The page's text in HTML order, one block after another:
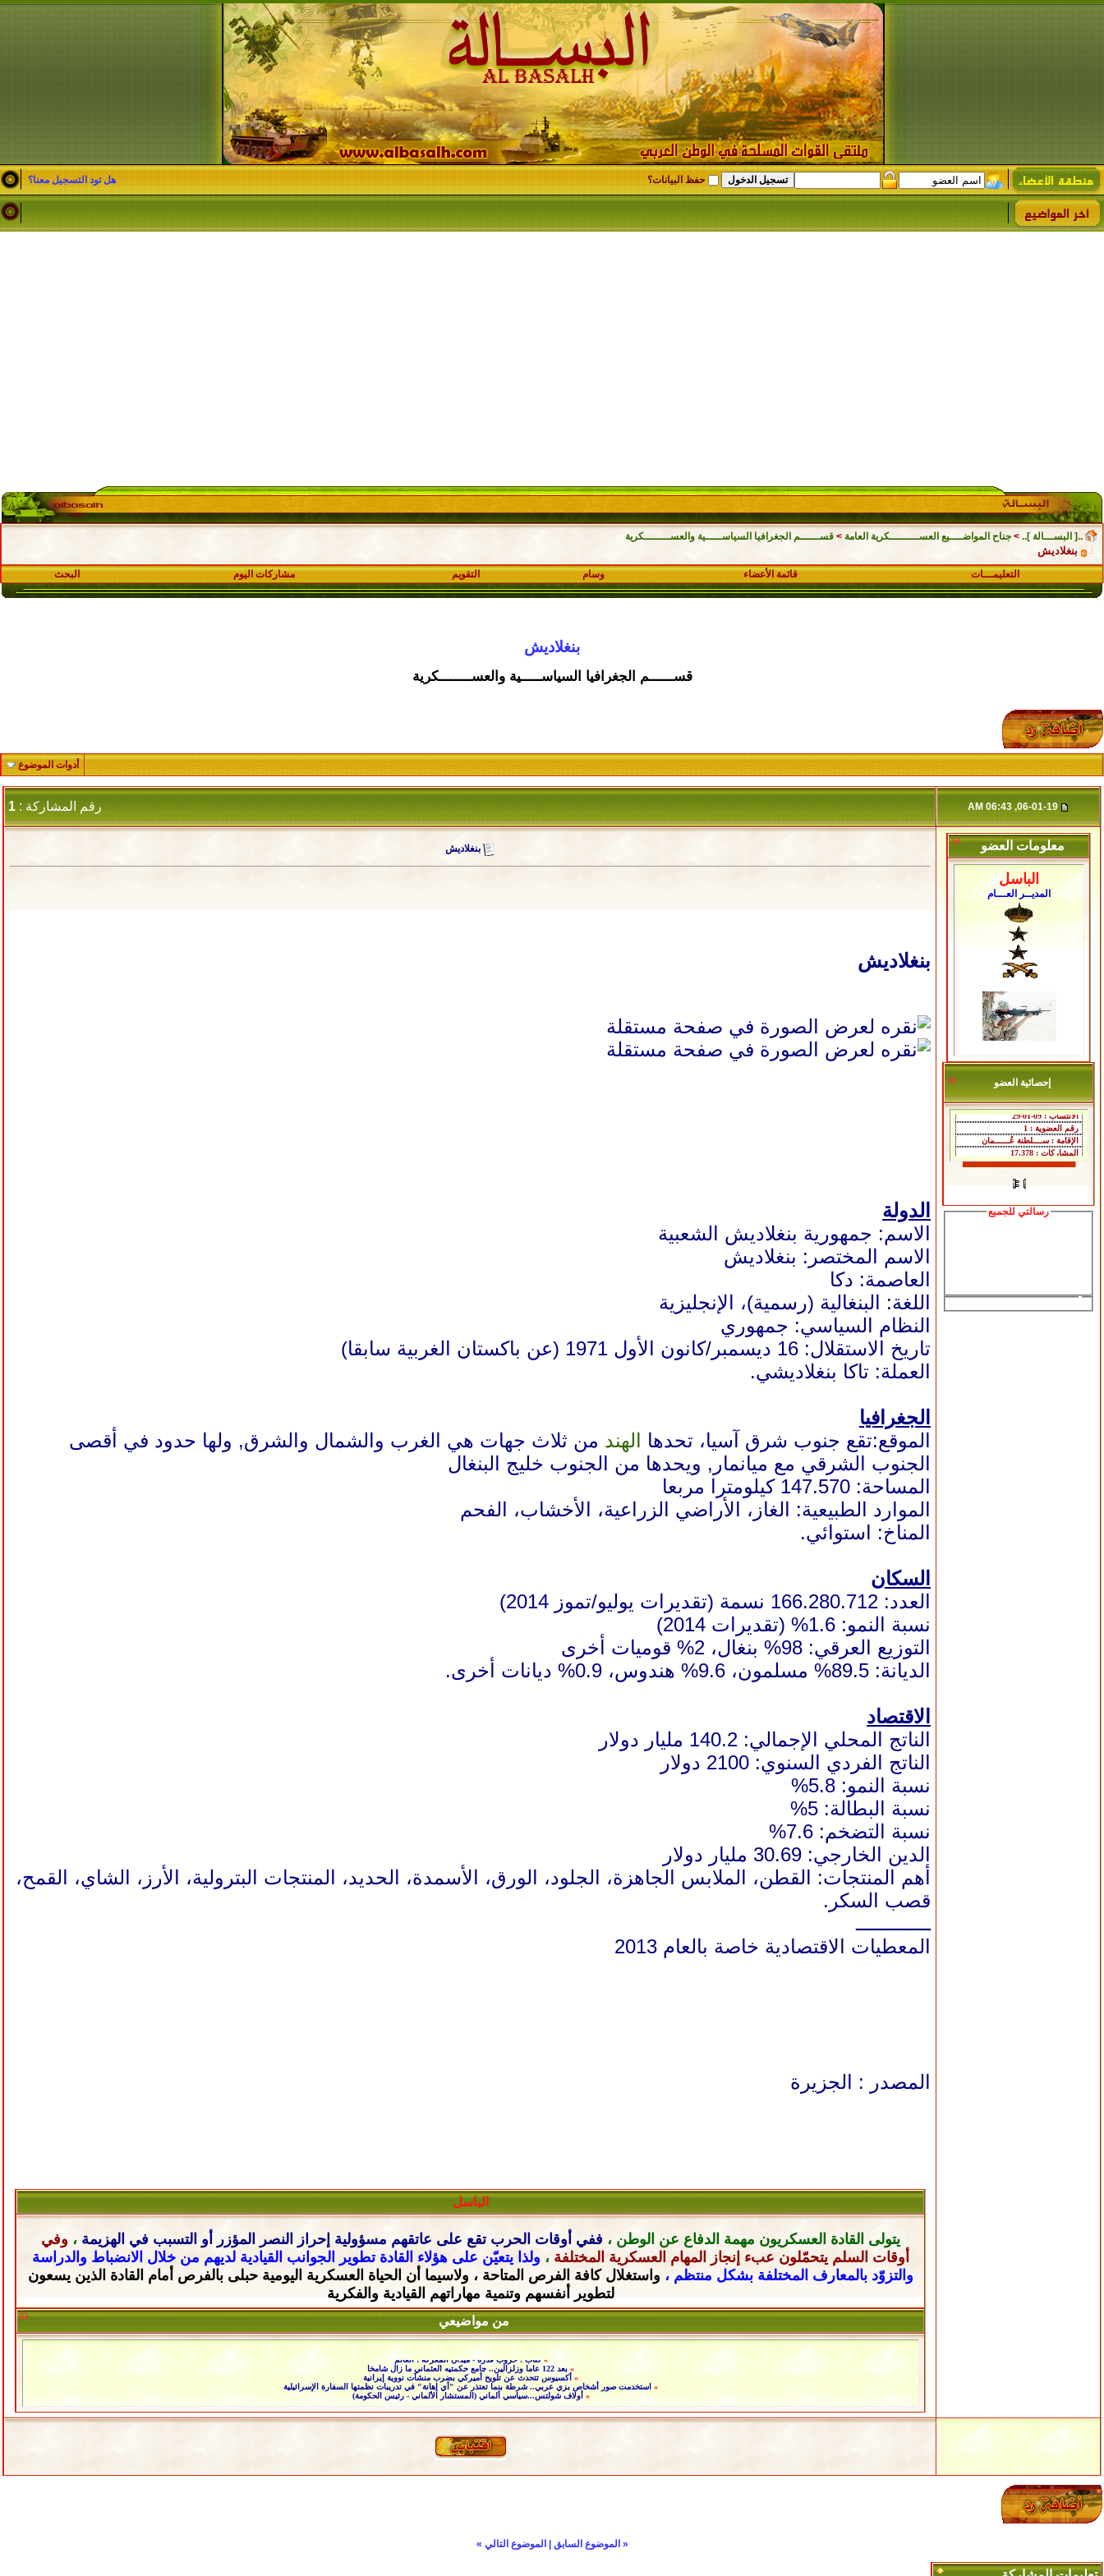
حفظ البيانات؟ هل تود التسجيل معنا؟
..[ البســـالة ].. > جناح المواضــــيع العســـــــــكرية العامة > قســــــم الجغرافيا السياســـــية والعســــــــكرية
بنغلاديش
التعليمـــات قائمة الأعضاء وسام التقويم مشاركات اليوم البحث
بنغلاديش
قســــــم الجغرافيا السياســـــية والعســــــــكرية
أدوات الموضوع
رقم المشاركة : 1
معلومات العضو
الباسل
المديــر العـــام
إحصائية العضو
رسالتي للجميع
بنغلاديش
بنغلاديش
الدولة
الاسم: جمهورية بنغلاديش الشعبية
الاسم المختصر: بنغلاديش
العاصمة: دكا
اللغة: البنغالية (رسمية)، الإنجليزية
النظام السياسي: جمهوري
تاريخ الاستقلال: 16 ديسمبر/كانون الأول 1971 (عن
باكستان الغربية سابقا)
العملة: تاكا بنغلاديشي.
الجغرافيا
الموقع:تقع جنوب شرق آسيا، تحدها الهند من ثلاث جهات هي الغرب والشمال والشرق, ولها حدود في أقصى
الجنوب الشرقي مع ميانمار , ويحدها من الجنوب خليج البنغال
المساحة: 147.570 كيلومترا مربعا
الموارد الطبيعية: الغاز، الأراضي الزراعية، الأخشاب، الفحم
المناخ: استوائي.
السكان
العدد: 166.280.712 نسمة (تقديرات يوليو/تموز 2014)
نسبة النمو: 1.6% (تقديرات 2014)
التوزيع العرقي: 98% بنغال، 2% قوميات أخرى
الديانة: 89.5% مسلمون، 9.6% هندوس، 0.9% ديانات أخرى.
الاقتصاد
الناتج المحلي الإجمالي: 140.2 مليار دولار
الناتج الفردي السنوي: 2100 دولار
نسبة النمو: 5.8%
نسبة البطالة: 5%
نسبة التضخم: 7.6%
الدين الخارجي: 30.69 مليار دولار
أهم المنتجات: القطن، الملابس الجاهزة، الجلود، الورق، الأسمدة، الحديد، المنتجات البترولية، الأرز، الشاي، القمح،
قصب السكر.
ـــــــــــــ
المعطيات الاقتصادية خاصة بالعام 2013
المصدر : الجزيرة
الباسل
يتولى القادة العسكريون مهمة الدفاع عن الوطن ، ففي أوقات الحرب تقع على عاتقهم مسؤولية إحراز النصر المؤزر أو التسبب في الهزيمة ، وفي
أوقات السلم يتحمّلون عبء إنجاز المهام العسكرية المختلفة ، ولذا يتعيّن على هؤلاء القادة تطوير الجوانب القيادية لديهم من خلال الانضباط والدراسة
والتزوّد بالمعارف المختلفة بشكل منتظم ، واستغلال كافة الفرص المتاحة ، ولاسيما أن الحياة العسكرية اليومية حبلى بالفرص أمام القادة الذين يسعون
لتطوير أنفسهم وتنمية مهاراتهم القيادية والفكرية
من مواضيعي
كتاب : حروب قذرة - ميدان المعركة : العالم
»أكسيوس تتحدث عن تلويح أميركي بضرب منشآت نووية إيرانية
استخدمت صور أشخاص بزي عربي.. شرطة بنما تعتذر عن "أي إهانة" في تدريبات نظمتها السفارة الإسرائيلية
»أولاف شولتس...سياسي ألماني (المستشار الألماني - رئيس الحكومة)
« الموضوع السابق الموضوع التالي »